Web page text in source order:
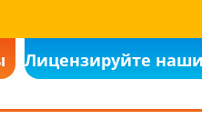
Лицензируйте